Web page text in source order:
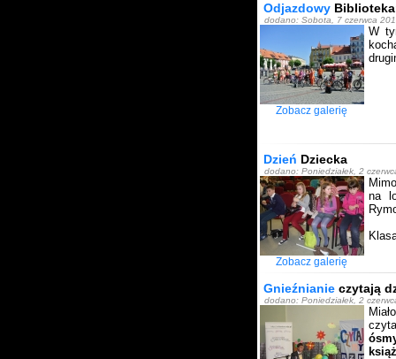
Odjazdowy
dodano: Sobota, 7 czerwca
Zobacz galerię
W
Dzień Dziecka
dodano: Poniedziałek, 2
Zobacz galerię
na
Gnieźnianie czytają
dodano: Poniedziałek, 2